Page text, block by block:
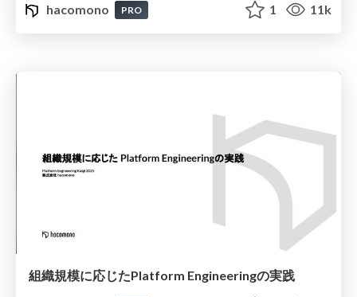
hacomono
PRO 1 11k
組織規模に応じたPlatform Engineeringの実践